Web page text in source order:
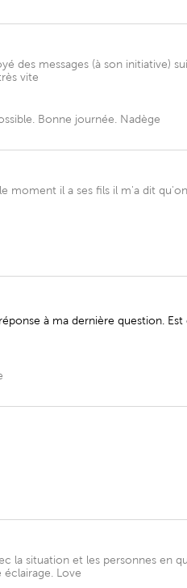
des messages (à son initiative)
vite
Bonne journée. Nadège
il a ses fils il m'a dit
à ma dernière question.
la situation et les personnes en
Love